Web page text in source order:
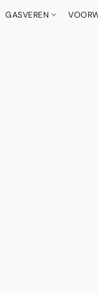
GASVEREN